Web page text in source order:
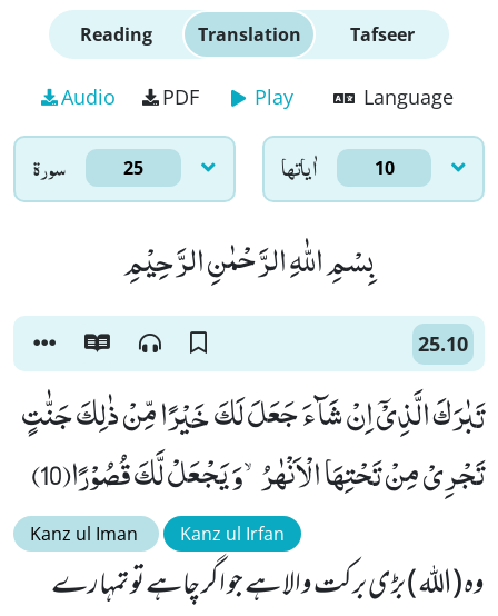
Reading Translation Tafseer
Audio PDF Play Language
سورۃ 25 اٰياتها 10
بِسْمِ اللّٰهِ الرَّحْمٰنِ الرَّحِیْمِ
25.10
تَبٰرَكَ الَّذِیْۤ اِنْ شَآءَ جَعَلَ لَكَ خَیْرًا مِّنْ ذٰلِكَ جَنّٰتٍ
تَجْرِیْ مِنْ تَحْتِهَا الْاَنْهٰرُۙ-وَ یَجْعَلْ لَّكَ قُصُوْرًا(10)
Kanz ul Iman Kanz ul Irfan
وہ (اللہ ) بڑی برکت والا ہے جو اگر چاہے تو تمہارے